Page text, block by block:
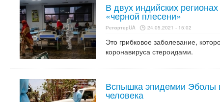
В двух индийских
«черной плесени»
РепортерUA 24.05.2021 - 15:02
Это грибковое заболевание,
коронавируса стероидами.
Вспышка эпидемии Эболы
человека